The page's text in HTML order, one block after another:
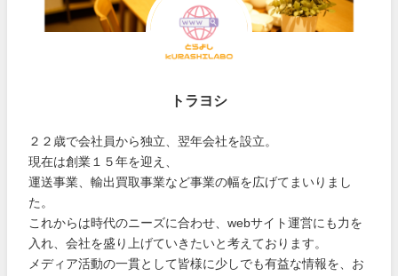
トラヨシ
２２歳で会社員から独立、翌年会社を設立。
現在は創業１５年を迎え、
運送事業、輸出買取事業など事業の幅を広げてまいりまし
た。
これからは時代のニーズに合わせ、webサイト運営にも力を
入れ、会社を盛り上げていきたいと考えております。
メディア活動の一貫として皆様に少しでも有益な情報を、お